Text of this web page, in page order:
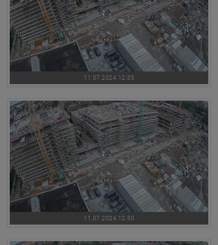
11.07.2024 12:35
11.07.2024 12:50